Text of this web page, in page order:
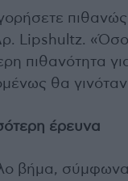
Lipshultz. «Όσο
πιθανότητα
θα
έρευνα
βήμα,